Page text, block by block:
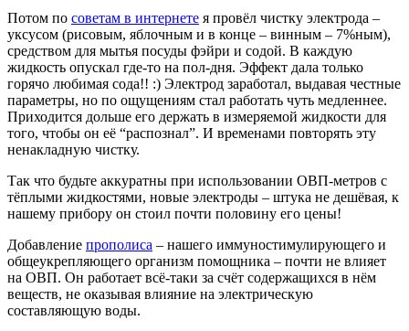
Потом по советам в интернете я провёл чистку электрода –
уксусом (рисовым, яблочным и в конце – винным – 7%ным),
средством для мытья посуды фэйри и содой. В каждую
жидкость опускал где-то на пол-дня. Эффект дала только
горячо любимая сода!! :) Электрод заработал, выдавая честные
параметры, но по ощущениям стал работать чуть медленнее.
Приходится дольше его держать в измеряемой жидкости для
того, чтобы он её “распознал”. И временами повторять эту
ненакладную чистку.
Так что будьте аккуратны при использовании ОВП-метров с
тёплыми жидкостями, новые электроды – штука не дешёвая, к
нашему прибору он стоил почти половину его цены!
Добавление прополиса – нашего иммуностимулирующего и
общеукрепляющего организм помощника – почти не влияет
на ОВП. Он работает всё-таки за счёт содержащихся в нём
веществ, не оказывая влияние на электрическую
составляющую воды.